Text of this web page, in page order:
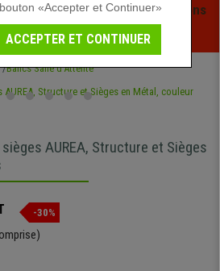
chez Chaisepro ! Des réductions
durée limitée - Voir l'offre
Bancs Salle d'Attente
AUREA, Structure et Sièges
-30%
«Accepter et Continuer»
ACCEPTER ET CONTINUER